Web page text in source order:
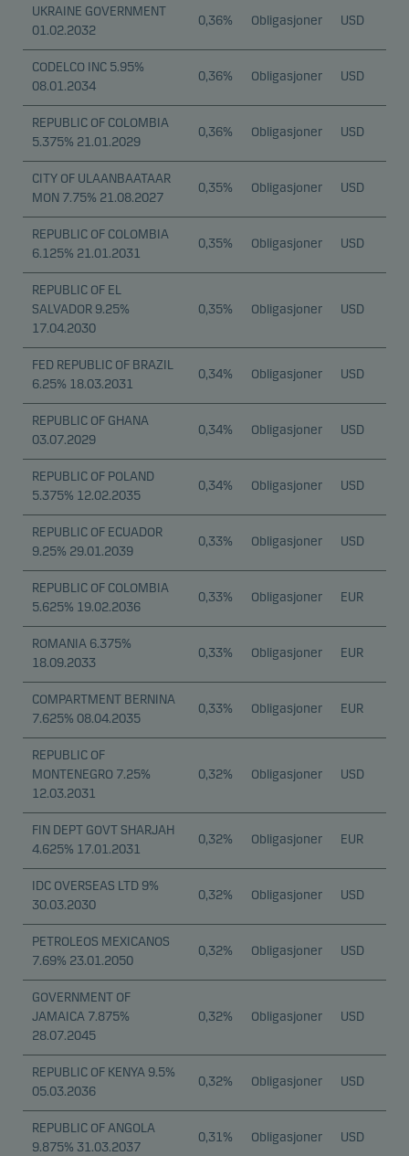
UKRAINE GOVERNMENT
01.02.2032
0,36% Obligasjoner USD
CODELCO INC 5.95%
08.01.2034
0,36% Obligasjoner USD
REPUBLIC OF COLOMBIA
5.375% 21.01.2029
0,36% Obligasjoner USD
CITY OF ULAANBAATAAR
MON 7.75% 21.08.2027
0,35% Obligasjoner USD
REPUBLIC OF COLOMBIA
6.125% 21.01.2031
0,35% Obligasjoner USD
REPUBLIC OF EL
SALVADOR 9.25%
17.04.2030
0,35% Obligasjoner USD
FED REPUBLIC OF BRAZIL
6.25% 18.03.2031
0,34% Obligasjoner USD
REPUBLIC OF GHANA
03.07.2029
0,34% Obligasjoner USD
REPUBLIC OF POLAND
5.375% 12.02.2035
0,34% Obligasjoner USD
REPUBLIC OF ECUADOR
9.25% 29.01.2039
0,33% Obligasjoner USD
REPUBLIC OF COLOMBIA
5.625% 19.02.2036
0,33% Obligasjoner EUR
ROMANIA 6.375%
18.09.2033
0,33% Obligasjoner EUR
COMPARTMENT BERNINA
7.625% 08.04.2035
0,33% Obligasjoner EUR
REPUBLIC OF
MONTENEGRO 7.25%
12.03.2031
0,32% Obligasjoner USD
FIN DEPT GOVT SHARJAH
4.625% 17.01.2031
0,32% Obligasjoner EUR
IDC OVERSEAS LTD 9%
30.03.2030
0,32% Obligasjoner USD
PETROLEOS MEXICANOS
7.69% 23.01.2050
0,32% Obligasjoner USD
GOVERNMENT OF
JAMAICA 7.875%
28.07.2045
0,32% Obligasjoner USD
REPUBLIC OF KENYA 9.5%
05.03.2036
0,32% Obligasjoner USD
REPUBLIC OF ANGOLA
9.875% 31.03.2037
0,31% Obligasjoner USD